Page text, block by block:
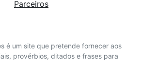
é um site que pretende fornecer aos
provérbios, ditados e frases para
Parceiros